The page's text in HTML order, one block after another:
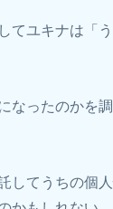
てユキナは「
なったのかを
してうちの個